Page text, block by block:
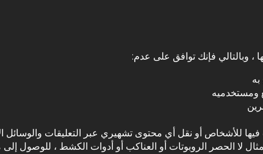
ومستخدميه
للأشخاص أو نقل أي محتوى تشهيري عبر التعليقات والوسائل
لا الحصر الروبوتات أو العناكب أو أدوات الكشط ، للوصول